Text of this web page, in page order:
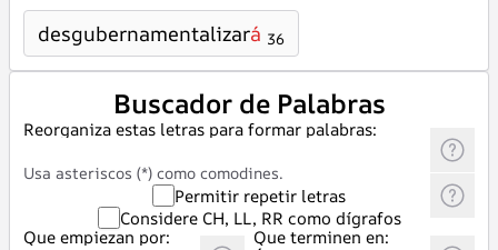
desgubernamentalizará 36
Buscador de Palabras
Reorganiza estas letras para formar palabras:
Usa asteriscos (*) como comodines.
Permitir repetir letras
Considere CH, LL, RR como dígrafos
Que empiezan por:
Que terminen en: